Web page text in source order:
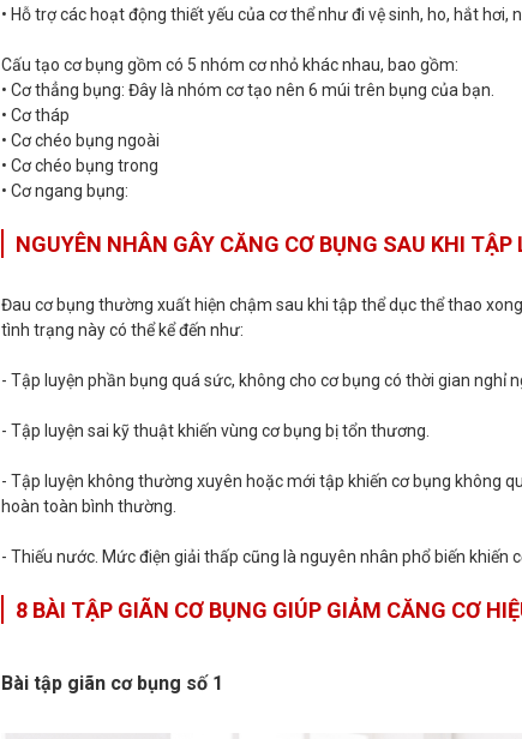
• Hỗ trợ các hoạt động thiết yếu của cơ thể như đi vệ sinh, ho, hắt hơi,
Cấu tạo cơ bụng gồm có 5 nhóm cơ nhỏ khác nhau, bao gồm:
• Cơ thẳng bụng: Đây là nhóm cơ tạo nên 6 múi trên bụng của bạn.
• Cơ tháp
• Cơ chéo bụng ngoài
• Cơ chéo bụng trong
• Cơ ngang bụng:
NGUYÊN NHÂN GÂY CĂNG CƠ BỤNG SAU KHI TẬP
Đau cơ bụng thường xuất hiện chậm sau khi tập thể dục thể thao
tình trạng này có thể kể đến như:
- Tập luyện phần bụng quá sức, không cho cơ bụng có thời gian nghỉ
- Tập luyện sai kỹ thuật khiến vùng cơ bụng bị tổn thương.
- Tập luyện không thường xuyên hoặc mới tập khiến cơ bụng không
hoàn toàn bình thường.
- Thiếu nước. Mức điện giải thấp cũng là nguyên nhân phổ biến khiến
8 BÀI TẬP GIÃN CƠ BỤNG GIÚP GIẢM CĂNG CƠ
Bài tập giãn cơ bụng số 1